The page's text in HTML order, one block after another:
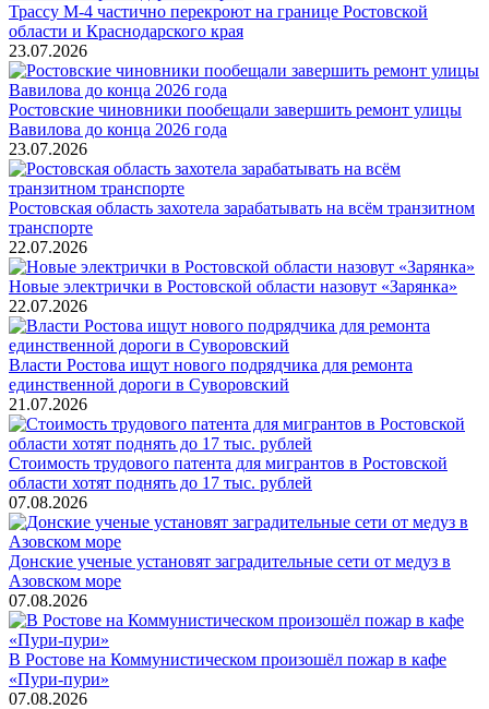
Трассу М-4 частично перекроют на границе Ростовской
области и Краснодарского края
23.07.2026
Ростовские чиновники пообещали завершить ремонт улицы
Вавилова до конца 2026 года
23.07.2026
Ростовская область захотела зарабатывать на всём транзитном
транспорте
22.07.2026
Новые электрички в Ростовской области назовут «Зарянка»
22.07.2026
Власти Ростова ищут нового подрядчика для ремонта
единственной дороги в Суворовский
21.07.2026
Стоимость трудового патента для мигрантов в Ростовской
области хотят поднять до 17 тыс. рублей
07.08.2026
Донские ученые установят заградительные сети от медуз в
Азовском море
07.08.2026
В Ростове на Коммунистическом произошёл пожар в кафе
«Пури-пури»
07.08.2026